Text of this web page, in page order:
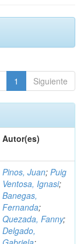
1 Siguiente
Autor(es)
Pinos, Juan; Puig
Ventosa, Ignasi;
Banegas,
Fernanda;
Quezada, Fanny;
Delgado,